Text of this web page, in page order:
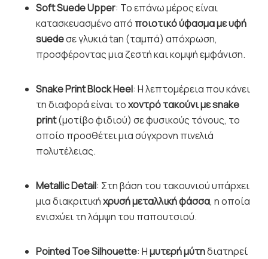
Soft Suede Upper: Το επάνω μέρος είναι
κατασκευασμένο από ποιοτικό ύφασμα με υφή
suedeσε γλυκιά tan (ταμπά) απόχρωση,
προσφέροντας μια ζεστή και κομψή εμφάνιση.
Snake Print Block Heel: Η λεπτομέρεια που κάνει
τη διαφορά είναι τοχοντρό τακούνι με snake
print(μοτίβο φιδιού) σε φυσικούς τόνους, το
οποίο προσθέτει μια σύγχρονη πινελιά
πολυτέλειας.
Metallic Detail: Στη βάση του τακουνιού υπάρχει
μια διακριτικήχρυσή μεταλλική φάσσα, η οποία
ενισχύει τη λάμψη του παπουτσιού.
Pointed Toe Silhouette: Ημυτερή μύτηδιατηρεί